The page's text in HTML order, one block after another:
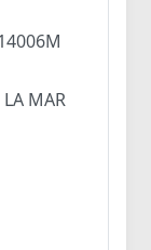
LA MAR